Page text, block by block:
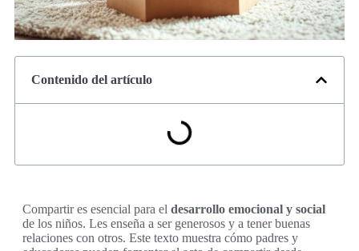
Contenido del artículo
Compartir es esencial para el desarrollo emocional y social
de los niños. Les enseña a ser generosos y a tener buenas
relaciones con otros. Este texto muestra cómo padres y